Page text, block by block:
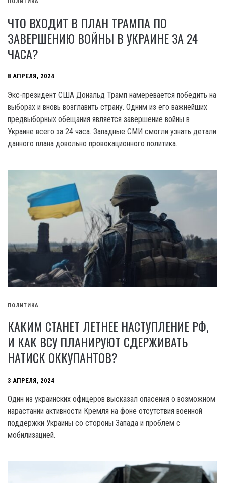
ПОЛИТИКА
ЧТО ВХОДИТ В ПЛАН ТРАМПА ПО
ЗАВЕРШЕНИЮ ВОЙНЫ В УКРАИНЕ ЗА 24
ЧАСА?
8 АПРЕЛЯ, 2024
Экс-президент США Дональд Трамп намеревается победить на
выборах и вновь возглавить страну. Одним из его важнейших
предвыборных обещания является завершение войны в
Украине всего за 24 часа. Западные СМИ смогли узнать детали
данного плана довольно провокационного политика.
ПОЛИТИКА
КАКИМ СТАНЕТ ЛЕТНЕЕ НАСТУПЛЕНИЕ РФ,
И КАК ВСУ ПЛАНИРУЮТ СДЕРЖИВАТЬ
НАТИСК ОККУПАНТОВ?
3 АПРЕЛЯ, 2024
Один из украинских офицеров высказал опасения о возможном
нарастании активности Кремля на фоне отсутствия военной
поддержки Украины со стороны Запада и проблем с
мобилизацией.